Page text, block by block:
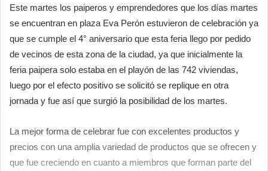
Este martes los paiperos y emprendedores que los días martes
se encuentran en plaza Eva Perón estuvieron de celebración ya
que se cumple el 4° aniversario que esta feria llego por pedido
de vecinos de esta zona de la ciudad, ya que inicialmente la
feria paipera solo estaba en el playón de las 742 viviendas,
luego por el efecto positivo se solicitó se replique en otra
jornada y fue así que surgió la posibilidad de los martes.
La mejor forma de celebrar fue con excelentes productos y
precios con una amplia variedad de productos que se ofrecen y
que fue creciendo en cuanto a miembros que forman parte del